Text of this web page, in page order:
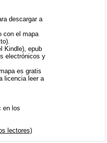
descargar a
con el mapa
Kindle), epub
electrónicos y
es gratis
licencia leer a
en los
lectores)